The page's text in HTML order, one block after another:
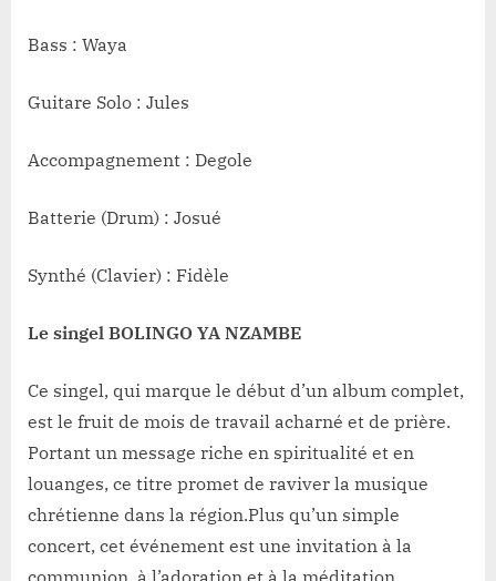
Bass : Waya
Guitare Solo : Jules
Accompagnement : Degole
Batterie (Drum) : Josué
Synthé (Clavier) : Fidèle
Le singel BOLINGO YA NZAMBE
Ce singel, qui marque le début d’un album complet,
est le fruit de mois de travail acharné et de prière.
Portant un message riche en spiritualité et en
louanges, ce titre promet de raviver la musique
chrétienne dans la région.Plus qu’un simple
concert, cet événement est une invitation à la